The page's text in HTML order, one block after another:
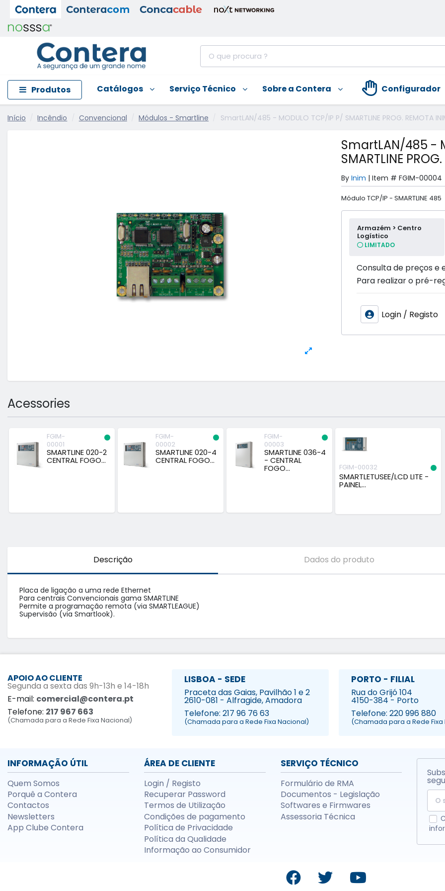
Produtos Catálogos Serviço Técnico Sobre a Contera Configurador
Início Incêndio Convencional Módulos - Smartline SmartLAN/485 - MODULO TCP/IP P/ SMARTLINE PROG. REMOTA
SmartLAN/485 -
SMARTLINE
By Inim | Item # FGIM-00004
Módulo TCP/IP - SMARTLINE 485
Armazém > Centro
Logístico
LIMITADO
Consulta de preços e
Para realizar o pré-
Login / Registo
Acessories
FGIM-
00001
SMARTLINE 020-2
CENTRAL FOGO...
FGIM-
00002
SMARTLINE 020-4
CENTRAL FOGO...
FGIM-
00003
SMARTLINE 036-4
- CENTRAL
FOGO... FGIM-00032
SMARTLETUSEE/LCD LITE -
PAINEL...
Descrição Dados do produto
Placa de ligação a uma rede Ethernet
Para centrais Convencionais gama SMARTLINE
Permite a programação remota (via SMARTLEAGUE)
Supervisão (via Smartlook).
APOIO AO CLIENTE
Segunda a sexta das 9h-13h e 14-18h
E-mail: comercial@contera.pt
Telefone: 217 967 663
(Chamada para a Rede Fixa Nacional)
LISBOA - SEDE
Praceta das Gaias, Pavilhão 1 e 2
2610-081 - Alfragide, Amadora
Telefone: 217 96 76 63
(Chamada para a Rede Fixa Nacional)
PORTO - FILIAL
Rua do Grijó 104
4150-384 - Porto
Telefone: 220 996 880
(Chamada para a Rede Fixa
INFORMAÇÃO ÚTIL
Quem Somos
Porquê a Contera
Contactos
Newsletters
App Clube Contera
ÁREA DE CLIENTE
Login / Registo
Recuperar Password
Termos de Utilização
Condições de pagamento
Política de Privacidade
Política da Qualidade
Informação ao Consumidor
SERVIÇO TÉCNICO
Formulário de RMA
Documentos - Legislação
Softwares e Firmwares
Assessoria Técnica